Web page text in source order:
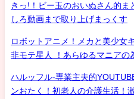
きっ!！ビー玉のおいぬさん的
しろ動画まで取り上げまっくす
ロボットアニメ！メカと美少女
非モテ星人 ！あらゆるマニアの
ハルッフル-専業主夫的
ンおたく！初老人の介護生活！